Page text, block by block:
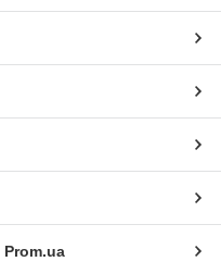
Prom.ua